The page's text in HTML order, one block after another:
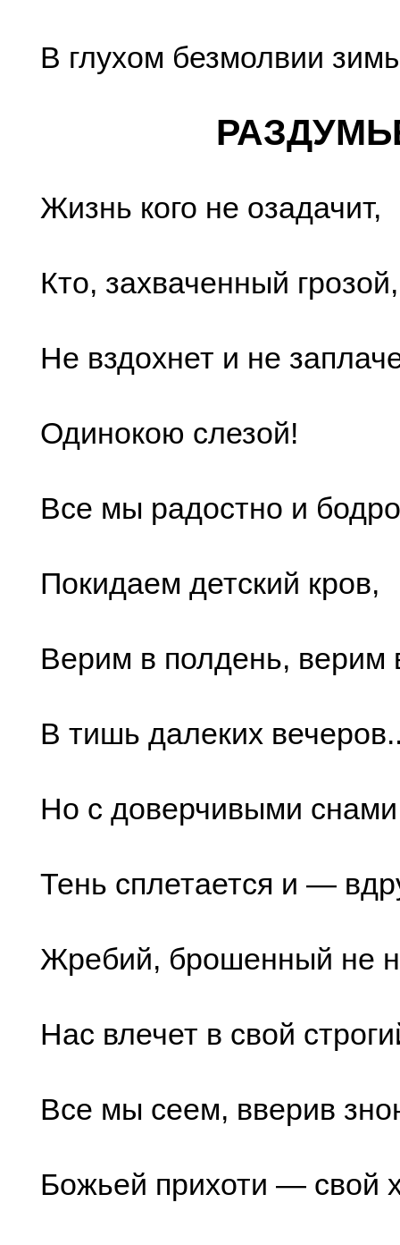
В глухом безмолвии
Жизнь кого не озадачит,
Кто, захваченный грозой,
Не вздохнет и не
Одинокою слезой!
Все мы радостно и бодро
Покидаем детский кров,
Верим в полдень, верим
В тишь далеких
Но с доверчивыми снами
Тень сплетается и —
Жребий, брошенный не
Нас влечет в свой
Все мы сеем, вверив
Божьей прихоти — свой